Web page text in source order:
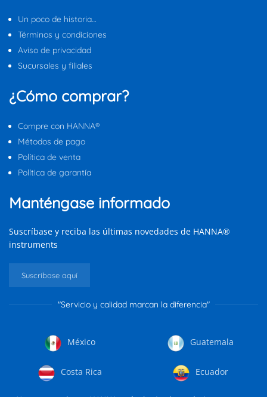
Un poco de historia…
Términos y condiciones
Aviso de privacidad
Sucursales y filiales
¿Cómo comprar?
Compre con HANNA®
Métodos de pago
Política de venta
Política de garantía
Manténgase informado
Suscríbase y reciba las últimas novedades de HANNA®
instruments
Suscríbase aquí
"Servicio y calidad marcan la diferencia"
México Guatemala
Costa Rica Ecuador